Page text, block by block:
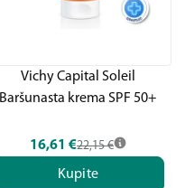
Vichy Capital Soleil
Baršunasta krema SPF 50+
16,61 €22,15 €
Kupite